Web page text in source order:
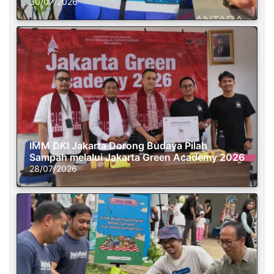
IMM DKI Jakarta Dorong Budaya Pilah
Sampah melalui Jakarta Green Academy 2026
28/07/2026